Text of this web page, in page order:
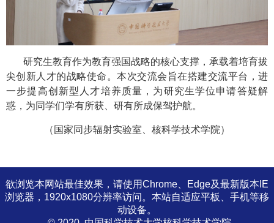
研究生教育作为教育强国战略的核心支撑，承载着培育拔
尖创新人才的战略使命。本次交流会旨在搭建交流平台，进
一步提高创新型人才培养质量，为研究生学位申请答疑解
惑，为同学们学有所获、研有所成保驾护航。
（国家同步辐射实验室、核科学技术学院）
欲浏览本网站最佳效果，请使用Chrome、Edge及最新版本IE
浏览器，1920x1080分辨率访问。本站自适应平板、手机等移
动设备。